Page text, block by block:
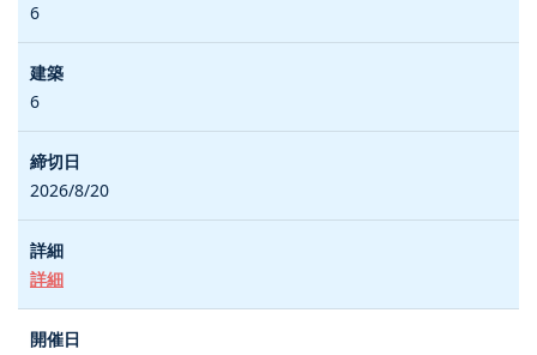
6
6
2026/8/20
詳細